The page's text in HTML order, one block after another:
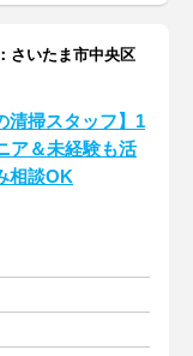
いたま市中央区
清掃スタッフ】1
ア＆未経験も活
相談OK